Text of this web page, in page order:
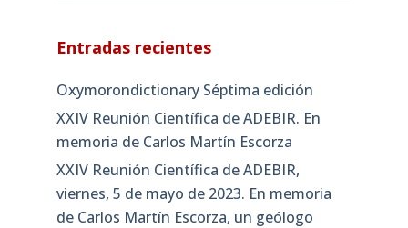
Entradas recientes
Oxymorondictionary Séptima edición
XXIV Reunión Científica de ADEBIR. En
memoria de Carlos Martín Escorza
XXIV Reunión Científica de ADEBIR,
viernes, 5 de mayo de 2023. En memoria
de Carlos Martín Escorza, un geólogo